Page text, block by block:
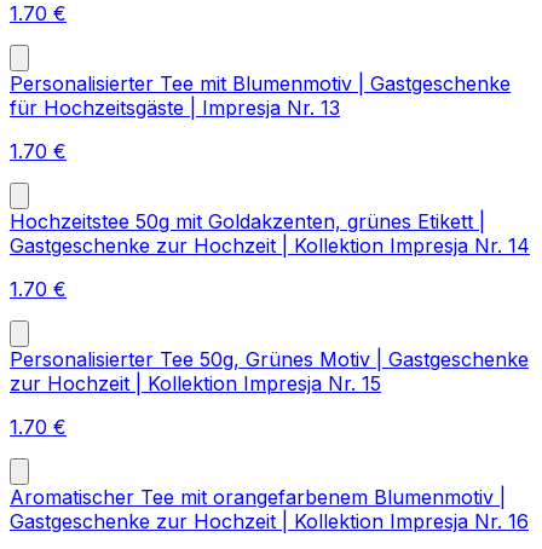
1.70 €
Personalisierter Tee mit Blumenmotiv | Gastgeschenke
für Hochzeitsgäste | Impresja Nr. 13
1.70 €
Hochzeitstee 50g mit Goldakzenten, grünes Etikett |
Gastgeschenke zur Hochzeit | Kollektion Impresja Nr. 14
1.70 €
Personalisierter Tee 50g, Grünes Motiv | Gastgeschenke
zur Hochzeit | Kollektion Impresja Nr. 15
1.70 €
Aromatischer Tee mit orangefarbenem Blumenmotiv |
Gastgeschenke zur Hochzeit | Kollektion Impresja Nr. 16